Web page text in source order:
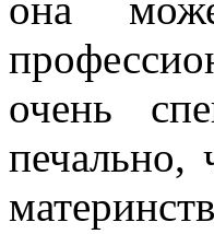
она
очень
печально,